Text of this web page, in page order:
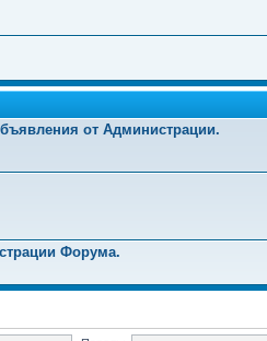
от Администрации.
Форума.